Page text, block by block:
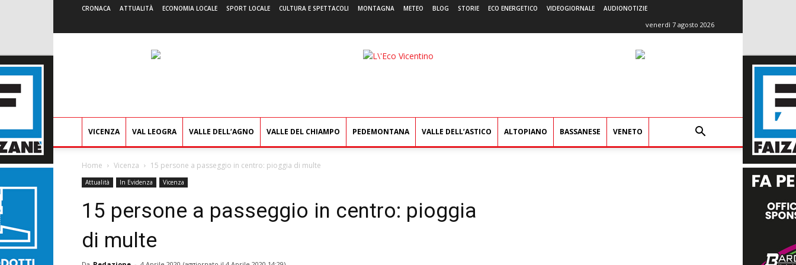
CRONACA ATTUALITÀ ECONOMIA LOCALE SPORT LOCALE CULTURA E SPETTACOLI MONTAGNA METEO BLOG STORIE ECO ENERGETICO VIDEOGIORNALE AUDIONOTIZIE
venerdì 7 agosto 2026
L'Eco
VICENZA VAL LEOGRA VALLE DELL’AGNO VALLE DEL CHIAMPO PEDEMONTANA VALLE DELL’ASTICO ALTOPIANO BASSANESE VENETO
Home Vicenza 15 persone a passeggio in centro: pioggia di multe
Attualità In Evidenza Vicenza
15 persone a passeggio in centro: pioggia
di multe